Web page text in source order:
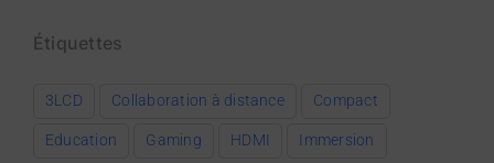
Étiquettes
3LCD Collaboration à distance Compact
Education Gaming HDMI Immersion